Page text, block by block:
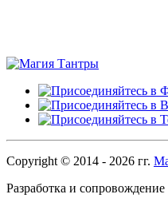
Copyright © 2014 - 2026 гг.
Разработка и сопровождение